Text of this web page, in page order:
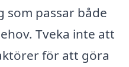
som passar både
Tveka inte att
för att göra